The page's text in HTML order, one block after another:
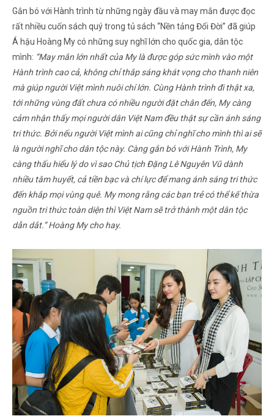
Gắn bó với Hành trình từ những ngày đầu và may mắn được đọc
rất nhiều cuốn sách quý trong tủ sách “Nền tảng Đổi Đời” đã giúp
Á hậu Hoàng My có những suy nghĩ lớn cho quốc gia, dân tộc
mình: “May mắn lớn nhất của My là được góp sức mình vào một
Hành trình cao cả, không chỉ thắp sáng khát vọng cho thanh niên
mà giúp người Việt mình nuôi chí lớn. Cùng Hành trình đi thật xa,
tới những vùng đất chưa có nhiều người đặt chân đến, My càng
cảm nhận thấy mọi người dân Việt Nam đều thật sự cần ánh sáng
tri thức. Bởi nếu người Việt mình ai cũng chỉ nghĩ cho mình thì ai sẽ
là người nghĩ cho dân tộc này. Càng gắn bó với Hành Trình, My
càng thấu hiểu lý do vì sao Chủ tịch Đặng Lê Nguyên Vũ dành
nhiều tâm huyết, cả tiền bạc và chí lực để mang ánh sáng tri thức
đến khắp mọi vùng quê. My mong rằng các bạn trẻ có thể kế thừa
nguồn tri thức toàn diện thì Việt Nam sẽ trở thành một dân tộc
dẫn dắt.” Hoàng My cho hay.